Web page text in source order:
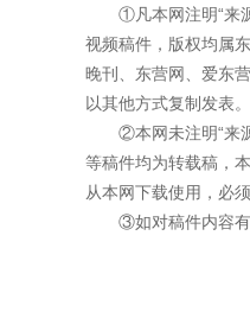
①凡本网注明“来
视频稿件，版权均属
晚刊、东营网、爱东
以其他方式复制发表
②本网未注明“来
等稿件均为转载稿，
从本网下载使用，必
③如对稿件内容有